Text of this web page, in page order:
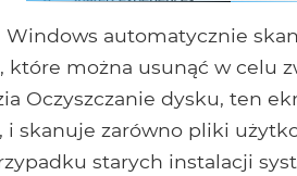
Windows automatycznie
które można usunąć w celu
Oczyszczanie dysku, ten
i skanuje zarówno pliki
starych instalacji